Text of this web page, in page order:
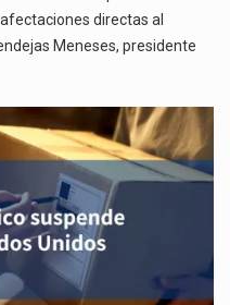
directas al
Meneses, presidente